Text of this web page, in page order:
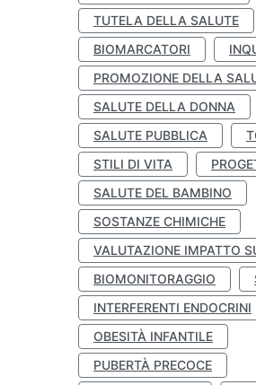
TUTELA DELLA SALUTE
BIOMARCATORI
PROMOZIONE DELLA
SALUTE DELLA DONNA
SALUTE PUBBLICA
STILI DI VITA
SALUTE DEL BAMBINO
SOSTANZE CHIMICHE
VALUTAZIONE IMPATTO
BIOMONITORAGGIO
INTERFERENTI ENDOCRINI
OBESITÀ INFANTILE
PUBERTÀ PRECOCE